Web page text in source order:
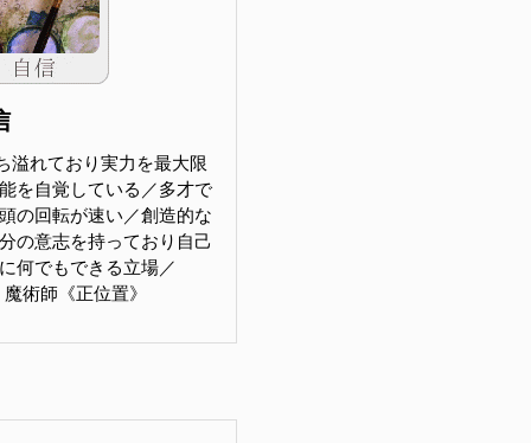
溢れており実力を最大限
を自覚している／多才で
の回転が速い／創造的な
の意志を持っており自己
何でもできる立場／
術師《正位置》